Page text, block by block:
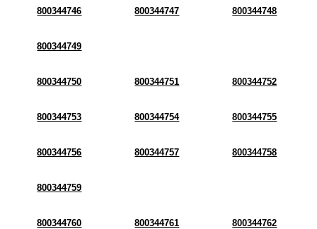
800344746 800344747 800344748
800344749
800344750 800344751 800344752
800344753 800344754 800344755
800344756 800344757 800344758
800344759
800344760 800344761 800344762